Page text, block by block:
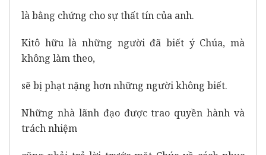
là bằng chứng cho sự thất tín của anh.
Kitô hữu là những người đã biết ý Chúa, mà
không làm theo,
sẽ bị phạt nặng hơn những người không biết.
Những nhà lãnh đạo được trao quyền hành và
trách nhiệm